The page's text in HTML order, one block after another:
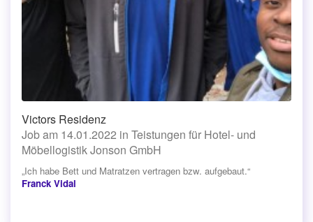
Victors Residenz
Job am 14.01.2022 in Teistungen für Hotel- und
Möbellogistik Jonson GmbH
„Ich habe Bett und Matratzen vertragen bzw. aufgebaut.“
Franck Vidal